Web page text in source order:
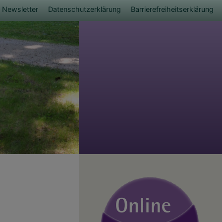
Newsletter Datenschutzerklärung Barrierefreiheitserklärung